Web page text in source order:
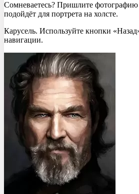
Сомневаетесь? Пришлите
подойдёт для портрета на холсте.
Карусель. Используйте кнопки
навигации.